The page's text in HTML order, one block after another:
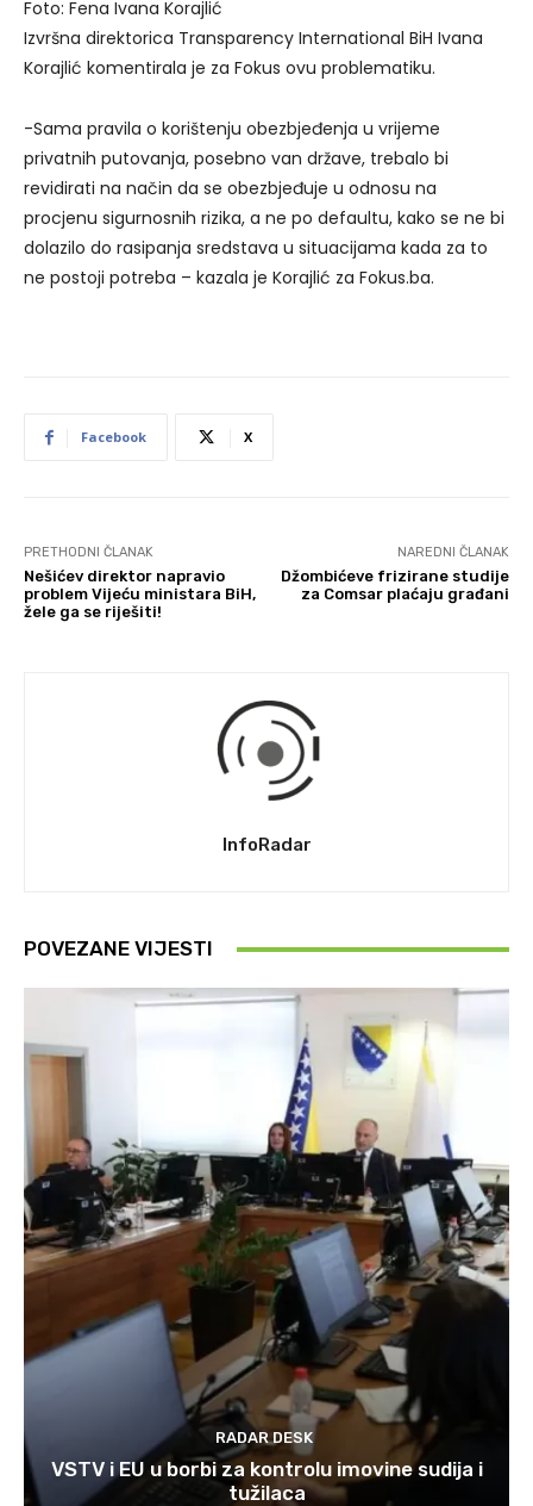
Foto: Fena Ivana Korajlić
Izvršna direktorica Transparency International BiH Ivana
Korajlić komentirala je za Fokus ovu problematiku.
-Sama pravila o korištenju obezbjeđenja u vrijeme
privatnih putovanja, posebno van države, trebalo bi
revidirati na način da se obezbjeđuje u odnosu na
procjenu sigurnosnih rizika, a ne po defaultu, kako se ne bi
dolazilo do rasipanja sredstava u situacijama kada za to
ne postoji potreba – kazala je Korajlić za Fokus.ba.
Facebook X
PRETHODNI ČLANAK
Nešićev direktor napravio
problem Vijeću ministara BiH,
žele ga se riješiti!
NAREDNI ČLANAK
Džombićeve frizirane studije
za Comsar plaćaju građani
InfoRadar
POVEZANE VIJESTI
RADAR DESK
VSTV i EU u borbi za kontrolu imovine sudija i
tužilaca